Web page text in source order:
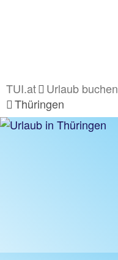
TUI.at Urlaub buchen
Thüringen